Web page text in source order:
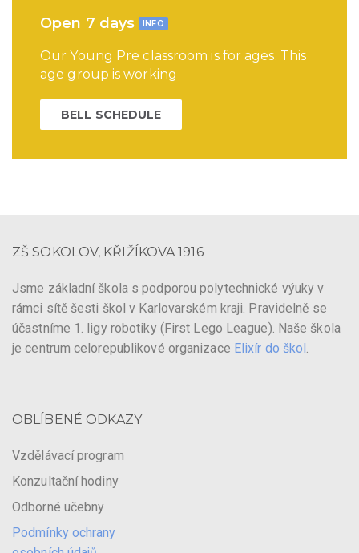
Open 7 days INFO
Our Young Pre classroom is for ages. This
age group is working
BELL SCHEDULE
ZŠ SOKOLOV, KŘIŽÍKOVA 1916
Jsme základní škola s podporou polytechnické výuky v
rámci sítě šesti škol v Karlovarském kraji. Pravidelně se
účastníme 1. ligy robotiky (First Lego League). Naše škola
je centrum celorepublikové organizace Elixír do škol.
OBLÍBENÉ ODKAZY
Vzdělávací program
Konzultační hodiny
Odborné učebny
Podmínky ochrany